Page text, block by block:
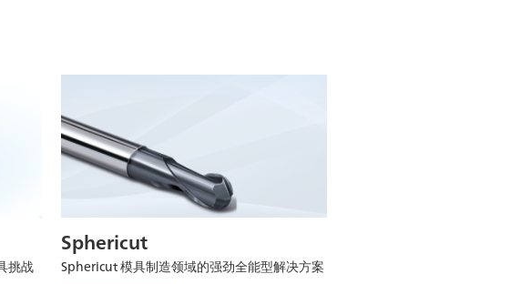
挑战
Sphericut
Sphericut 模具制造领域的强劲全能型解决方案